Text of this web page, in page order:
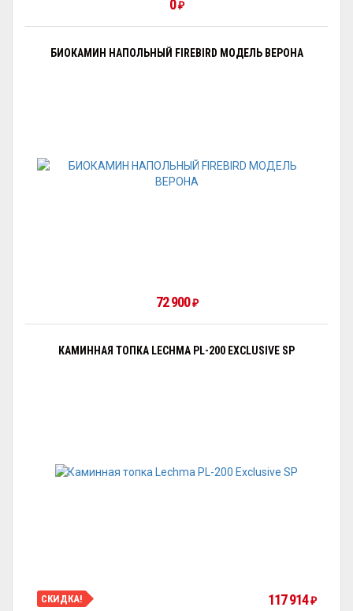
0₽
БИОКАМИН НАПОЛЬНЫЙ FIREBIRD МОДЕЛЬ ВЕРОНА
72 900₽
КАМИННАЯ ТОПКА LECHMA PL-200 EXCLUSIVE SP
СКИДКА! 117 914₽